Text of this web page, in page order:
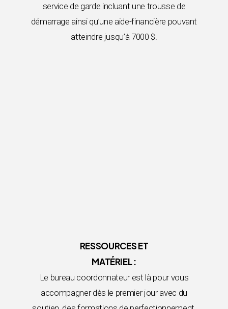
service de garde incluant une trousse de
démarrage ainsi qu’une aide-financière pouvant
atteindre jusqu’à 7000 $.
RESSOURCES ET
MATÉRIEL :
Le bureau coordonnateur est là pour vous
accompagner dès le premier jour avec du